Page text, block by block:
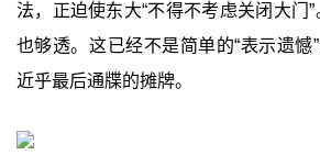
法，正迫使东大“不得不考虑关闭大门”
也够透。这已经不是简单的“表示遗憾
近乎最后通牒的摊牌。